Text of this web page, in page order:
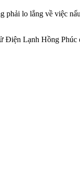
phải lo lắng về việc
Điện Lạnh Hồng Phúc